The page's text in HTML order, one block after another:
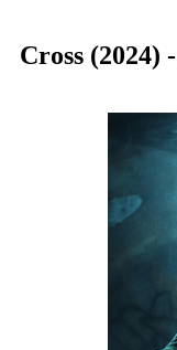
Cross (2024) -